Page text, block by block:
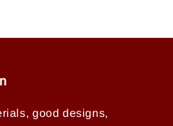
good designs,